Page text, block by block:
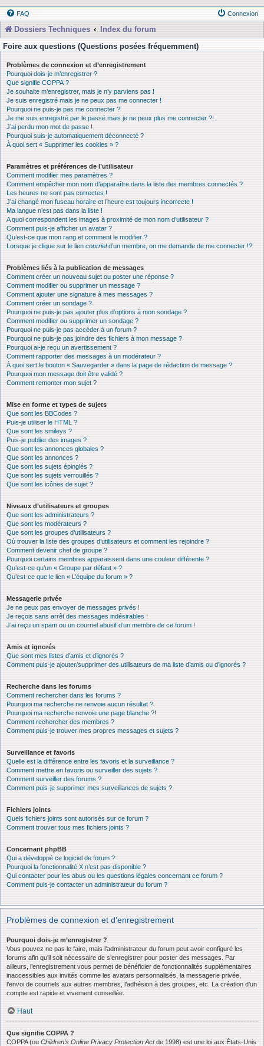
FAQ Connexion
Dossiers Techniques
Index du forum
Foire aux questions (Questions posées fréquemment)
Problèmes de connexion et d’enregistrement
Pourquoi dois-je m’enregistrer ?
Que signifie COPPA ?
Je souhaite m’enregistrer, mais je n’y parviens pas !
Je suis enregistré mais je ne peux pas me connecter !
Pourquoi ne puis-je pas me connecter ?
Je me suis enregistré par le passé mais je ne peux plus me connecter ?!
J’ai perdu mon mot de passe !
Pourquoi suis-je automatiquement déconnecté ?
À quoi sert « Supprimer les cookies » ?
Paramètres et préférences de l’utilisateur
Comment modifier mes paramètres ?
Comment empêcher mon nom d’apparaître dans la liste des membres connectés ?
Les heures ne sont pas correctes !
J’ai changé mon fuseau horaire et l’heure est toujours incorrecte !
Ma langue n’est pas dans la liste !
A quoi correspondent les images à proximité de mon nom d’utilisateur ?
Comment puis-je afficher un avatar ?
Qu’est-ce que mon rang et comment le modifier ?
Lorsque je clique sur le lien courrield’un membre, on me demande de me connecter !?
Problèmes liés à la publication de messages
Comment créer un nouveau sujet ou poster une réponse ?
Comment modifier ou supprimer un message ?
Comment ajouter une signature à mes messages ?
Comment créer un sondage ?
Pourquoi ne puis-je pas ajouter plus d’options à mon sondage ?
Comment modifier ou supprimer un sondage ?
Pourquoi ne puis-je pas accéder à un forum ?
Pourquoi ne puis-je pas joindre des fichiers à mon message ?
Pourquoi ai-je reçu un avertissement ?
Comment rapporter des messages à un modérateur ?
À quoi sert le bouton « Sauvegarder » dans la page de rédaction de message ?
Pourquoi mon message doit être validé ?
Comment remonter mon sujet ?
Mise en forme et types de sujets
Que sont les BBCodes ?
Puis-je utiliser le HTML ?
Que sont les smileys ?
Puis-je publier des images ?
Que sont les annonces globales ?
Que sont les annonces ?
Que sont les sujets épinglés ?
Que sont les sujets verrouillés ?
Que sont les icônes de sujet ?
Niveaux d’utilisateurs et groupes
Que sont les administrateurs ?
Que sont les modérateurs ?
Que sont les groupes d’utilisateurs ?
Où trouver la liste des groupes d’utilisateurs et comment les rejoindre ?
Comment devenir chef de groupe ?
Pourquoi certains membres apparaissent dans une couleur différente ?
Qu’est-ce qu’un « Groupe par défaut » ?
Qu’est-ce que le lien « L’équipe du forum » ?
Messagerie privée
Je ne peux pas envoyer de messages privés !
Je reçois sans arrêt des messages indésirables !
J’ai reçu un spam ou un courriel abusif d’un membre de ce forum !
Amis et ignorés
Que sont mes listes d’amis et d’ignorés ?
Comment puis-je ajouter/supprimer des utilisateurs de ma liste d’amis ou d’ignorés ?
Recherche dans les forums
Comment rechercher dans les forums ?
Pourquoi ma recherche ne renvoie aucun résultat ?
Pourquoi ma recherche renvoie une page blanche ?!
Comment rechercher des membres ?
Comment puis-je trouver mes propres messages et sujets ?
Surveillance et favoris
Quelle est la différence entre les favoris et la surveillance ?
Comment mettre en favoris ou surveiller des sujets ?
Comment surveiller des forums ?
Comment puis-je supprimer mes surveillances de sujets ?
Fichiers joints
Quels fichiers joints sont autorisés sur ce forum ?
Comment trouver tous mes fichiers joints ?
Concernant phpBB
Qui a développé ce logiciel de forum ?
Pourquoi la fonctionnalité X n’est pas disponible ?
Qui contacter pour les abus ou les questions légales concernant ce forum ?
Comment puis-je contacter un administrateur du forum ?
Problèmes de connexion et d’enregistrement
Pourquoi dois-je m’enregistrer ?
Vous pouvez ne pas le faire, mais l’administrateur du forum peut avoir configuré les
forums afin qu’il soit nécessaire de s’enregistrer pour poster des messages. Par
ailleurs, l’enregistrement vous permet de bénéficier de fonctionnalités supplémentaires
inaccessibles aux invités comme les avatars personnalisés, la messagerie privée,
l’envoi de courriels aux autres membres, l’adhésion à des groupes, etc. La création d’un
compte est rapide et vivement conseillée.
Haut
Que signifie COPPA ?
COPPA (ou Children’s Online Privacy Protection Actde 1998) est une loi aux États-Unis